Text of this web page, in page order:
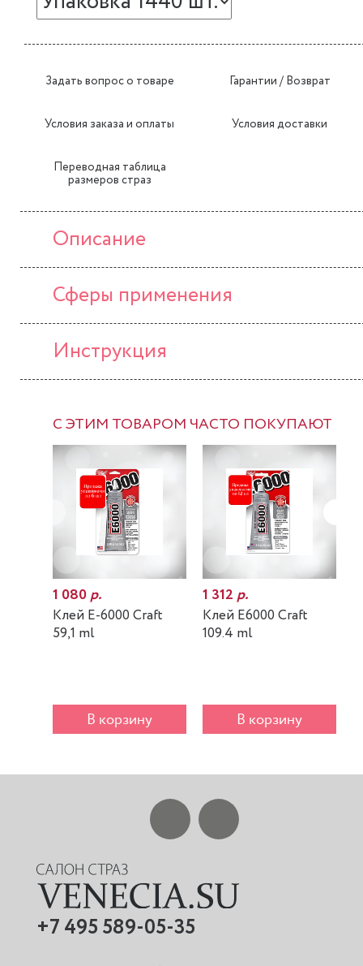
Задать вопрос о товаре Гарантии / Возврат
Условия заказа и оплаты Условия доставки
Переводная таблица
размеров страз
Описание
Сферы применения
Инструкция
С ЭТИМ ТОВАРОМ ЧАСТО ПОКУПАЮТ
1 080р.
Клей E-6000 Craft
59,1 ml
В корзину
1 312р.
Клей E6000 Craft
109.4 ml
В корзину
+7 495 589-05-35